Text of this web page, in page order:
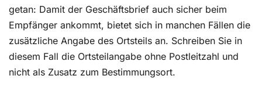
getan: Damit der Geschäftsbrief auch sicher beim
Empfänger ankommt, bietet sich in manchen Fällen die
zusätzliche Angabe des Ortsteils an. Schreiben Sie in
diesem Fall die Ortsteilangabe ohne Postleitzahl und
nicht als Zusatz zum Bestimmungsort.